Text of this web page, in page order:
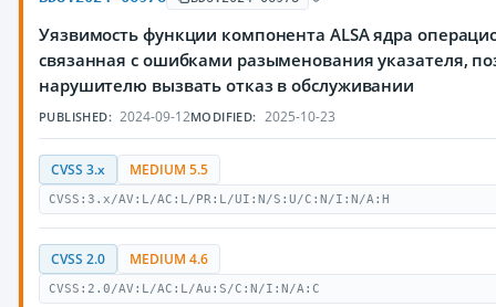
Уязвимость функции компонента ALSA ядра
связанная с ошибками разыменования указателя,
нарушителю вызвать отказ в обслуживании
PUBLISHED: 2024-09-12MODIFIED: 2025-10-23
CVSS 3.x MEDIUM 5.5
CVSS:3.x/AV:L/AC:L/PR:L/UI:N/S:U/C:N/I:N/A:H
CVSS 2.0 MEDIUM 4.6
CVSS:2.0/AV:L/AC:L/Au:S/C:N/I:N/A:C